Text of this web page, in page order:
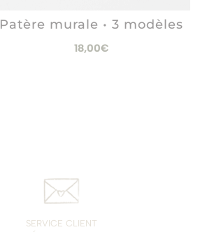
Patère murale • 3 modèles
18,00€
SERVICE CLIENT